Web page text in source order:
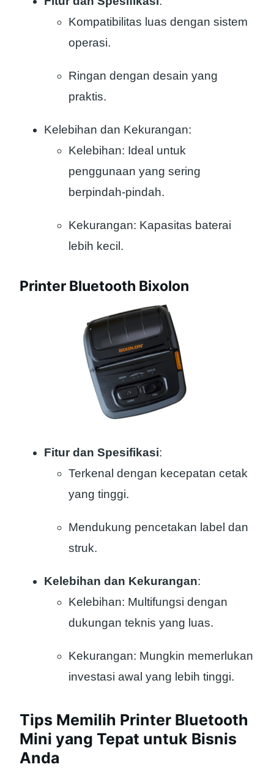
Kompatibilitas luas dengan sistem
operasi.
Ringan dengan desain yang
praktis.
Kelebihan dan Kekurangan:
Kelebihan: Ideal untuk
penggunaan yang sering
berpindah-pindah.
Kekurangan: Kapasitas baterai
lebih kecil.
Printer Bluetooth Bixolon
Fitur dan Spesifikasi:
Terkenal dengan kecepatan cetak
yang tinggi.
Mendukung pencetakan label dan
struk.
Kelebihan dan Kekurangan:
Kelebihan: Multifungsi dengan
dukungan teknis yang luas.
Kekurangan: Mungkin memerlukan
investasi awal yang lebih tinggi.
Tips Memilih Printer Bluetooth
Mini yang Tepat untuk Bisnis
Anda